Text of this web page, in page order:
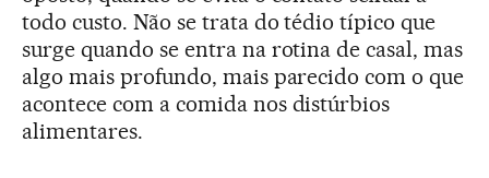
todo custo. Não se trata do tédio típico que
surge quando se entra na rotina de casal, mas
algo mais profundo, mais parecido com o que
acontece com a comida nos distúrbios
alimentares.